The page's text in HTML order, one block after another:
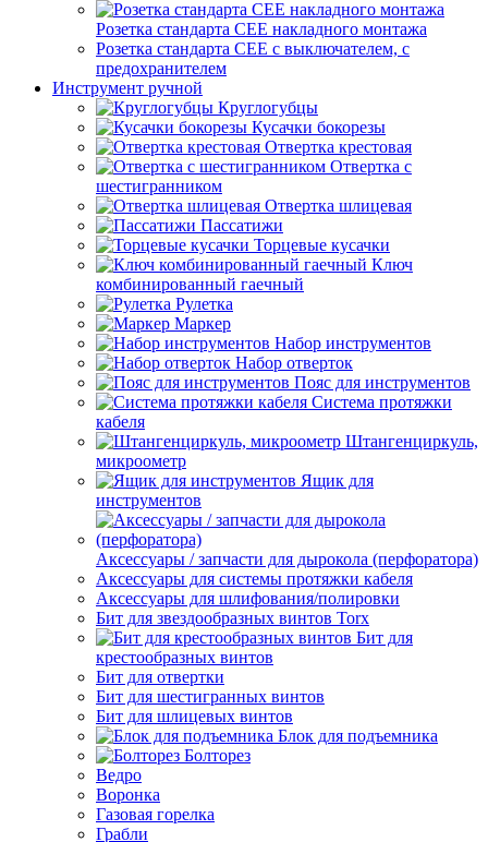
Розетка стандарта СЕЕ накладного монтажа
Розетка стандарта СЕЕ с выключателем, с
предохранителем
Инструмент ручной
Круглогубцы
Кусачки бокорезы
Отвертка крестовая
Отвертка с
шестигранником
Отвертка шлицевая
Пассатижи
Торцевые кусачки
Ключ
комбинированный гаечный
Рулетка
Маркер
Набор инструментов
Набор отверток
Пояс для инструментов
Система протяжки
кабеля
Штангенциркуль,
микроометр
Ящик для
инструментов
Аксессуары / запчасти для дырокола (перфоратора)
Аксессуары для системы протяжки кабеля
Аксессуары для шлифования/полировки
Бит для звездообразных винтов Torx
Бит для
крестообразных винтов
Бит для отвертки
Бит для шестигранных винтов
Бит для шлицевых винтов
Блок для подъемника
Болторез
Ведро
Воронка
Газовая горелка
Грабли